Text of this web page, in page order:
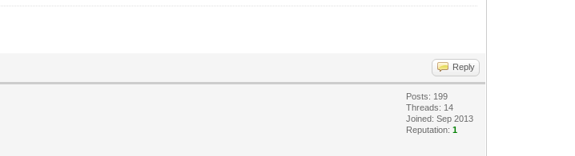
Reply
Posts: 199
Threads: 14
Joined: Sep 2013
Reputation:1